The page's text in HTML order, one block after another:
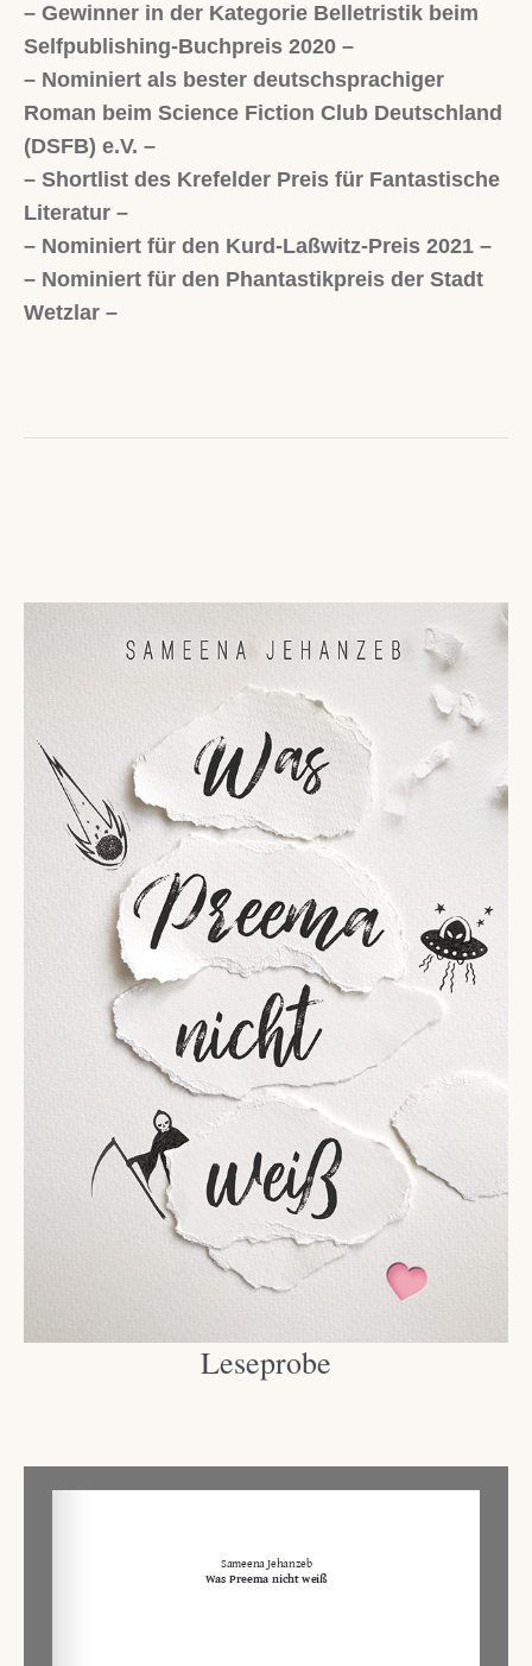
– Gewinner in der Kategorie Belletristik beim
Selfpublishing-Buchpreis 2020 –
– Nominiert als bester deutschsprachiger
Roman beim Science Fiction Club Deutschland
(DSFB) e.V. –
– Shortlist des Krefelder Preis für Fantastische
Literatur –
– Nominiert für den Kurd-Laßwitz-Preis 2021 –
– Nominiert für den Phantastikpreis der Stadt
Wetzlar –
Leseprobe